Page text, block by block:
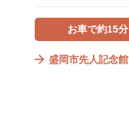
お車で約15分
盛岡市先人記念館